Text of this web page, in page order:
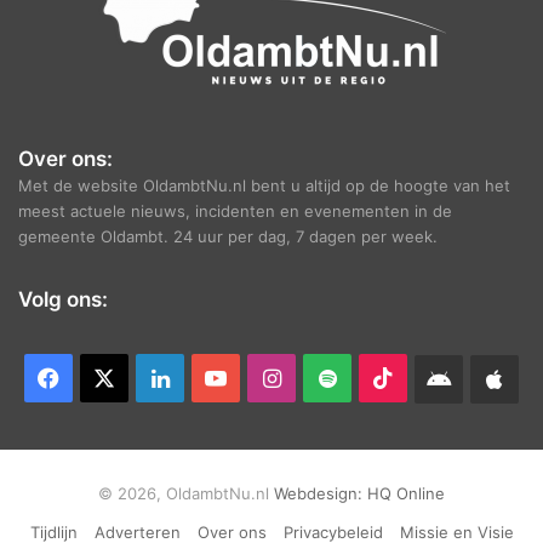
Over ons:
Met de website OldambtNu.nl bent u altijd op de hoogte van het
meest actuele nieuws, incidenten en evenementen in de
gemeente Oldambt. 24 uur per dag, 7 dagen per week.
Volg ons:
Facebook LinkedInYouTubeInstagram
Spotify TikTokAndroid
© 2026, OldambtNu.nl Webdesign: HQ Online
Tijdlijn
Adverteren Over ons Privacybeleid Missie en Visie